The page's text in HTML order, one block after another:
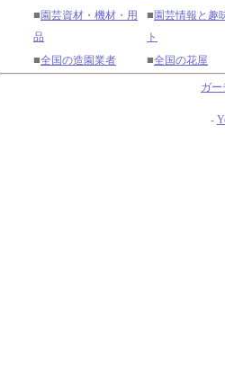
■ 園芸資材・機材・用
品
■ 園芸情報と趣
ト
■全国の造園業者 ■全国の花屋
ガ
-